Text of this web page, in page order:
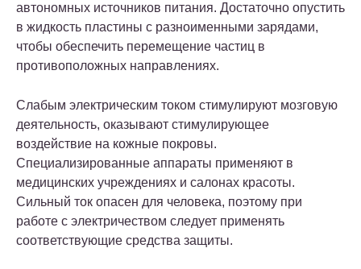
автономных источников питания. Достаточно опустить
в жидкость пластины с разноименными зарядами,
чтобы обеспечить перемещение частиц в
противоположных направлениях.
Слабым электрическим током стимулируют мозговую
деятельность, оказывают стимулирующее
воздействие на кожные покровы.
Специализированные аппараты применяют в
медицинских учреждениях и салонах красоты.
Сильный ток опасен для человека, поэтому при
работе с электричеством следует применять
соответствующие средства защиты.